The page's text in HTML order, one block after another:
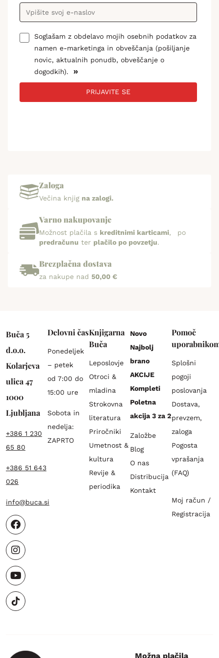
Soglašam z obdelavo mojih osebnih podatkov za
namen e-marketinga in obveščanja (pošiljanje
novic, aktualnih ponudb, obveščanje o
dogodkih).
»
PRIJAVITE SE
Zaloga
Večina knjig na zalogi.
Varno nakupovanje
Možnost plačila s kreditnimi karticami, po
predračunu ter plačilo po povzetju.
Brezplačna dostava
za nakupe nad 50,00 €
Buča 5
d.o.o.
Kolarjeva
ulica 47
1000
Ljubljana
+386 1 230
65 80
+386 51 643
026
info@buca.si
Delovni čas
Ponedeljek
– petek
od 7:00 do
15:00 ure
Sobota in
nedelja:
ZAPRTO
Knjigarna
Buča
Leposlovje
Otroci &
mladina
Strokovna
literatura
Priročniki
Umetnost &
kultura
Revije &
periodika
Novo
Najbolj
brano
AKCIJE
Kompleti
Poletna
akcija 3 za 2
Založbe
Blog
O nas
Distribucija
Kontakt
Pomoč
Splošni
pogoji
poslovanja
Dostava,
prevzem,
zaloga
Pogosta
vprašanja
(FAQ)
Moj račun /
Registracija
Možna plačila